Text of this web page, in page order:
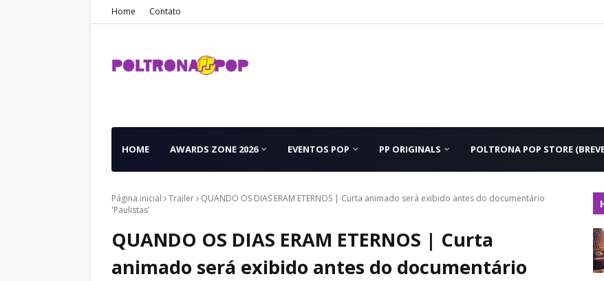
Home Contato
HOME AWARDS ZONE 2026 EVENTOS POP PP ORIGINALS POLTRONA POP STORE
Página inicial Trailer
QUANDO OS DIAS ERAM ETERNOS | Curta animado será exibido antes do documentário
'Paulistas'
QUANDO OS DIAS ERAM ETERNOS | Curta
animado será exibido antes do documentário